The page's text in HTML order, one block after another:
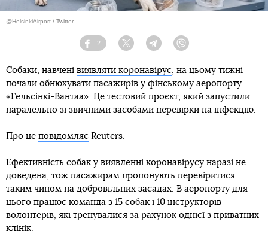
@HelsinkiAirport / Twitter
Facebook
2
Twitter TelegramViber
Собаки, навчені виявляти коронавірус, на цьому тижні
почали обнюхувати пасажирів у фінському аеропорту
«Гельсінкі-Вантаа». Це тестовий проєкт, який запустили
паралельно зі звичними засобами перевірки на інфекцію.
Про це повідомляє Reuters.
Ефективність собак у виявленні коронавірусу наразі не
доведена, тож пасажирам пропонують перевіритися
таким чином на добровільних засадах. В аеропорту для
цього працює команда з 15 собак і 10 інструкторів-
волонтерів, які тренувалися за рахунок однієї з приватних
клінік.